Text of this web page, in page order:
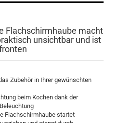
Flachschirmhaube macht
unsichtbar und ist
Zubehör in Ihrer gewünschten
beim Kochen dank der
Flachschirmhaube startet